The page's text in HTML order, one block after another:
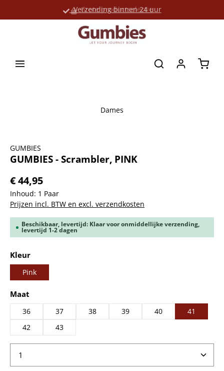
Verzending binnen 24 uur
Grote productselectie
Dames
GUMBIES
GUMBIES - Scrambler, PINK
€ 44,95
Inhoud: 1 Paar
Prijzen incl. BTW en excl. verzendkosten
Beschikbaar, levertijd: Klaar voor onmiddellijke verzending,
levertijd 1-2 dagen
Selecteer
Kleur
Pink
Selecteer
Maat
36 37 38 39 40
41
42
43
Producthoeveelheid: Voer de gewenste